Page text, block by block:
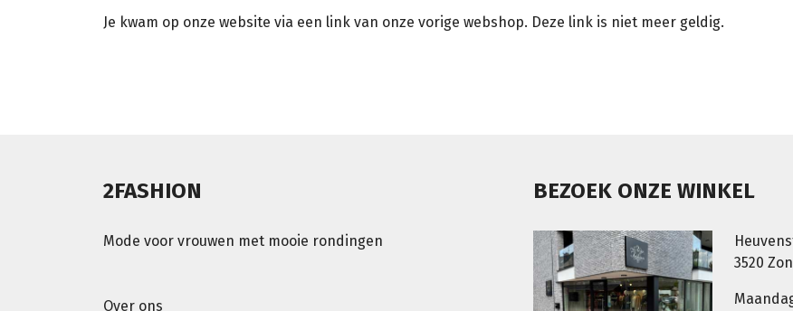
Je kwam op onze website via een link van onze vorige webshop. Deze link is niet meer geldig.
2FASHION
Mode voor vrouwen met mooie rondingen
Over ons
BEZOEK ONZE WINKEL
3520